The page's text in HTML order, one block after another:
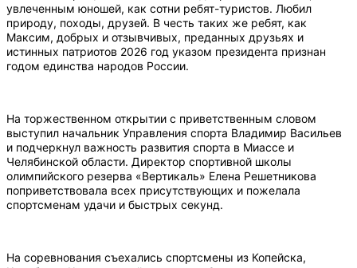
увлеченным юношей, как сотни ребят-туристов. Любил
природу, походы, друзей. В честь таких же ребят, как
Максим, добрых и отзывчивых, преданных друзьях и
истинных патриотов 2026 год указом президента признан
годом единства народов России.
На торжественном открытии с приветственным словом
выступил начальник Управления спорта Владимир Васильев
и подчеркнул важность развития спорта в Миассе и
Челябинской области. Директор спортивной школы
олимпийского резерва «Вертикаль» Елена Решетникова
поприветствовала всех присутствующих и пожелала
спортсменам удачи и быстрых секунд.
На соревнования съехались спортсмены из Копейска,